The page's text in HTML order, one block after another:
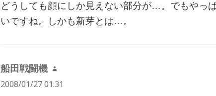
どうしても顔にしか見えない部分が…。でもやっ
いですね。しかも新芽とは…。
船田戦闘機
よ
り:
2008/01/27 01:31